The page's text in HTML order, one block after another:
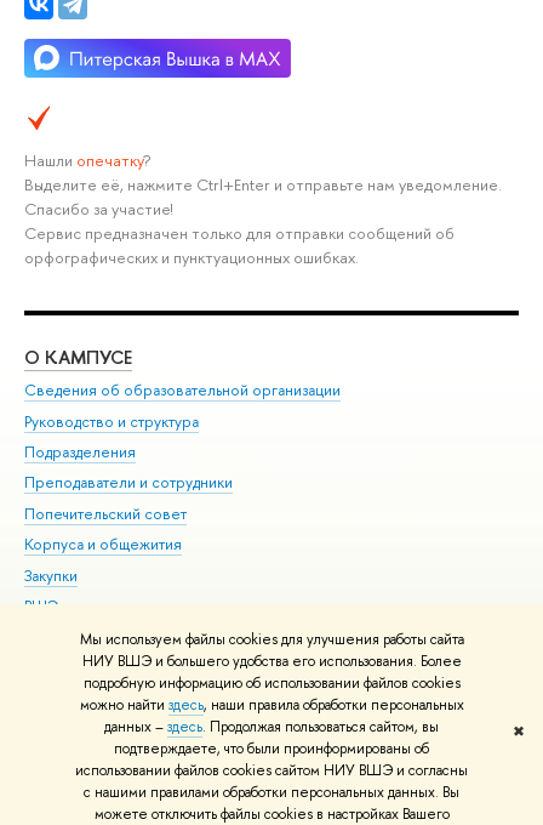
Мы используем файлы cookies для улучшения работы сайта
НИУ ВШЭ и большего удобства его использования. Более
подробную информацию об использовании файлов cookies
можно найти здесь, наши правила обработки персональных
данных –здесь. Продолжая пользоваться сайтом, вы
подтверждаете, что были проинформированы об
использовании файлов cookies сайтом НИУ ВШЭ и согласны
с нашими правилами обработки персональных данных. Вы
можете отключить файлы cookies в настройках Вашего
✖
Нашли опечатку?
Выделите её, нажмите Ctrl+Enter и отправьте нам уведомление.
Спасибо за участие!
Сервис предназначен только для отправки сообщений об
орфографических и пунктуационных ошибках.
О КАМПУСЕ
Сведения об образовательной организации
Руководство и структура
Подразделения
Преподаватели и сотрудники
Попечительский совет
Корпуса и общежития
Закупки
ВШЭ для студентов с ограниченными возможностями
здоровья и инвалидностью
Версия для слабовидящих
Единая платежная страница
© НИУ ВШЭ 1993–2026 Адреса и контакты Условия использования
материалов Политика конфиденциальности Карта сайта
Шрифты HSE Sans и HSE Slab разработаны вШколе дизайна НИУ ВШЭ